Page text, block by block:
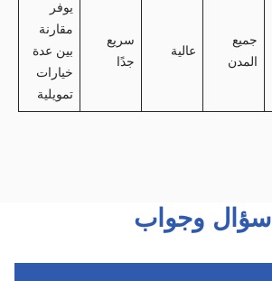
جميع
المدن
عالية
سريع
جدًا
يوفر
مقارنة
بين عدة
خيارات
تمويلية
سؤال وجواب